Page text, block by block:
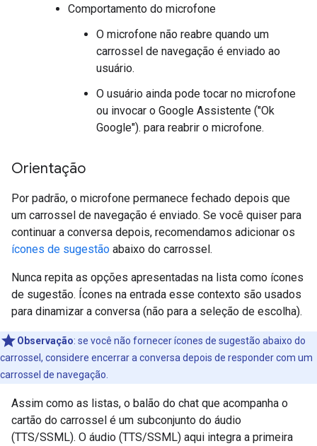
Comportamento do microfone
O microfone não reabre quando um
carrossel de navegação é enviado ao
usuário.
O usuário ainda pode tocar no microfone
ou invocar o Google Assistente ("Ok
Google"). para reabrir o microfone.
Orientação
Por padrão, o microfone permanece fechado depois que
um carrossel de navegação é enviado. Se você quiser para
continuar a conversa depois, recomendamos adicionar os
ícones de sugestão abaixo do carrossel.
Nunca repita as opções apresentadas na lista como ícones
de sugestão. Ícones na entrada esse contexto são usados
para dinamizar a conversa (não para a seleção de escolha).
Observação: se você não fornecer ícones de sugestão abaixo do
carrossel, considere encerrar a conversa depois de responder com um
carrossel de navegação.
Assim como as listas, o balão do chat que acompanha o
cartão do carrossel é um subconjunto do áudio
(TTS/SSML). O áudio (TTS/SSML) aqui integra a primeira